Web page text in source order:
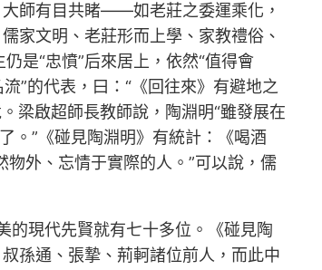
師有目共睹——如老莊之委運乘化，
家文明、老莊形而上學、家教禮俗、
是“忠憤”后來居上，依然“值得會
”的代表，曰：“《回往來》有避地之
梁啟超師長教師說，陶淵明“雖發展在
。”《碰見陶淵明》有統計：《喝酒
物外、忘情于實際的人。”可以說，儒
的現代先賢就有七十多位。《碰見陶
孫通、張摯、荊軻諸位前人，而此中